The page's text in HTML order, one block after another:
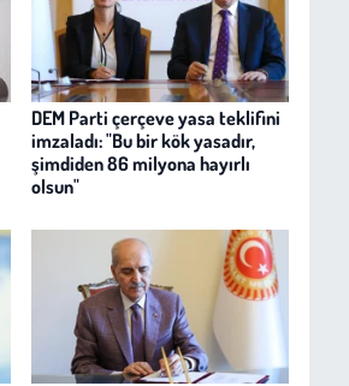
DEM Parti çerçeve yasa teklifini
imzaladı: "Bu bir kök yasadır,
şimdiden 86 milyona hayırlı
olsun"